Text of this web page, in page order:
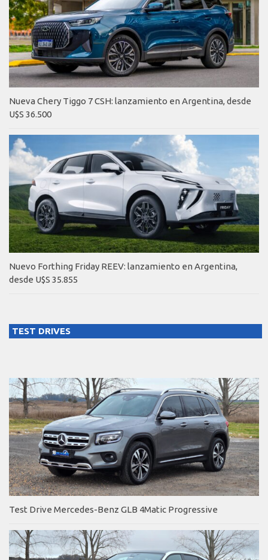
Nueva Chery Tiggo 7 CSH: lanzamiento en Argentina, desde
U$S 36.500
Nuevo Forthing Friday REEV: lanzamiento en Argentina,
desde U$S 35.855
TEST DRIVES
Test Drive Mercedes-Benz GLB 4Matic Progressive